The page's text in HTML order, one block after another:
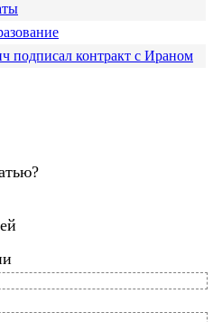
подписал контракт с Ираном